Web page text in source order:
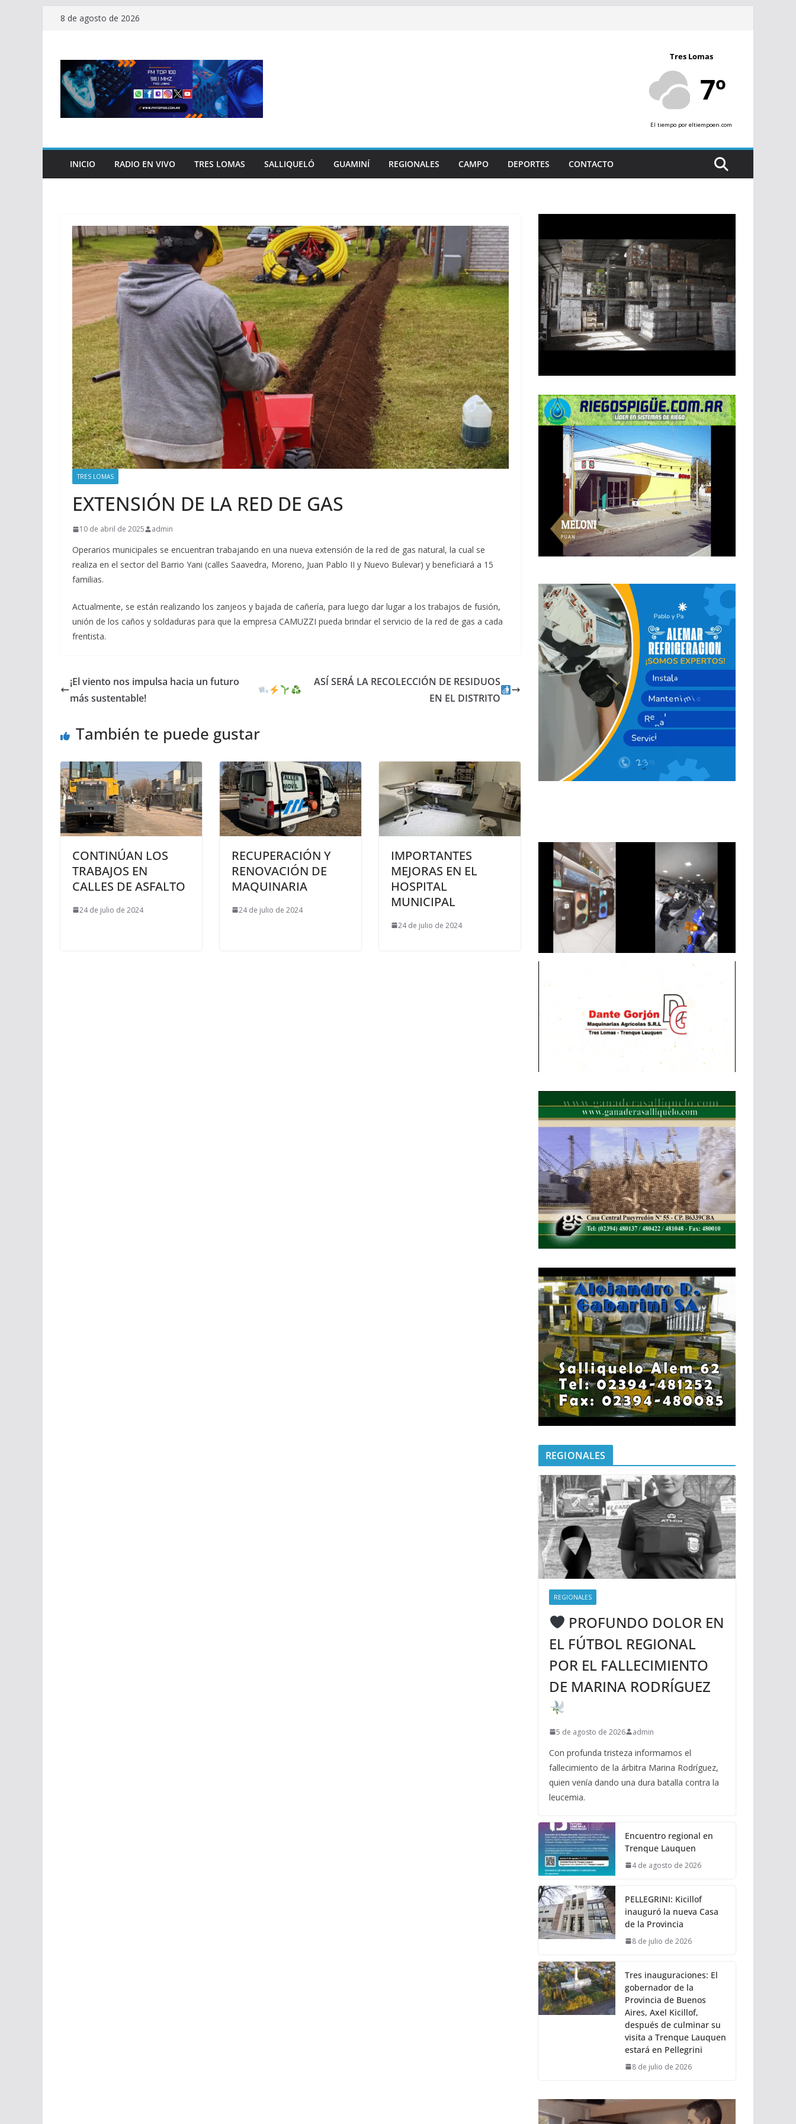
Saltar8 de agosto de 2026
Tres Lomas
7º
El tiempo por eltiempoen.com
INICIO RADIO EN VIVO TRES LOMAS SALLIQUELÓ GUAMINÍ REGIONALES CAMPO DEPORTES CONTACTO
TRES LOMAS
EXTENSIÓN DE LA RED DE GAS
10 de abril de 2025 admin
Operarios municipales se encuentran trabajando en una nueva extensión de la red de gas natural, la cual se
realiza en el sector del Barrio Yani (calles Saavedra, Moreno, Juan Pablo II y Nuevo Bulevar) y beneficiará a 15
familias.
Actualmente, se están realizando los zanjeos y bajada de cañería, para luego dar lugar a los trabajos de fusión,
unión de los caños y soldaduras para que la empresa CAMUZZI pueda brindar el servicio de la red de gas a cada
frentista.
¡El viento nos impulsa hacia un futuro
más sustentable!
ASÍ SERÁ LA RECOLECCIÓN DE RESIDUOS
EN EL DISTRITO
También te puede gustar
CONTINÚAN LOS
TRABAJOS EN
CALLES DE ASFALTO
24 de julio de 2024
RECUPERACIÓN Y
RENOVACIÓN DE
MAQUINARIA
24 de julio de 2024
IMPORTANTES
MEJORAS EN EL
HOSPITAL
MUNICIPAL
24 de julio de 2024
REGIONALES
REGIONALES
PROFUNDO DOLOR EN
EL FÚTBOL REGIONAL
POR EL FALLECIMIENTO
DE MARINA RODRÍGUEZ
5 de agosto de 2026 admin
Con profunda tristeza informamos el
fallecimiento de la árbitra Marina Rodríguez,
quien venía dando una dura batalla contra la
leucemia.
Encuentro regional en
Trenque Lauquen
4 de agosto de 2026
PELLEGRINI: Kicillof
inauguró la nueva Casa
de la Provincia
8 de julio de 2026
Tres inauguraciones: El
gobernador de la
Provincia de Buenos
Aires, Axel Kicillof,
después de culminar su
visita a Trenque Lauquen
estará en Pellegrini
8 de julio de 2026